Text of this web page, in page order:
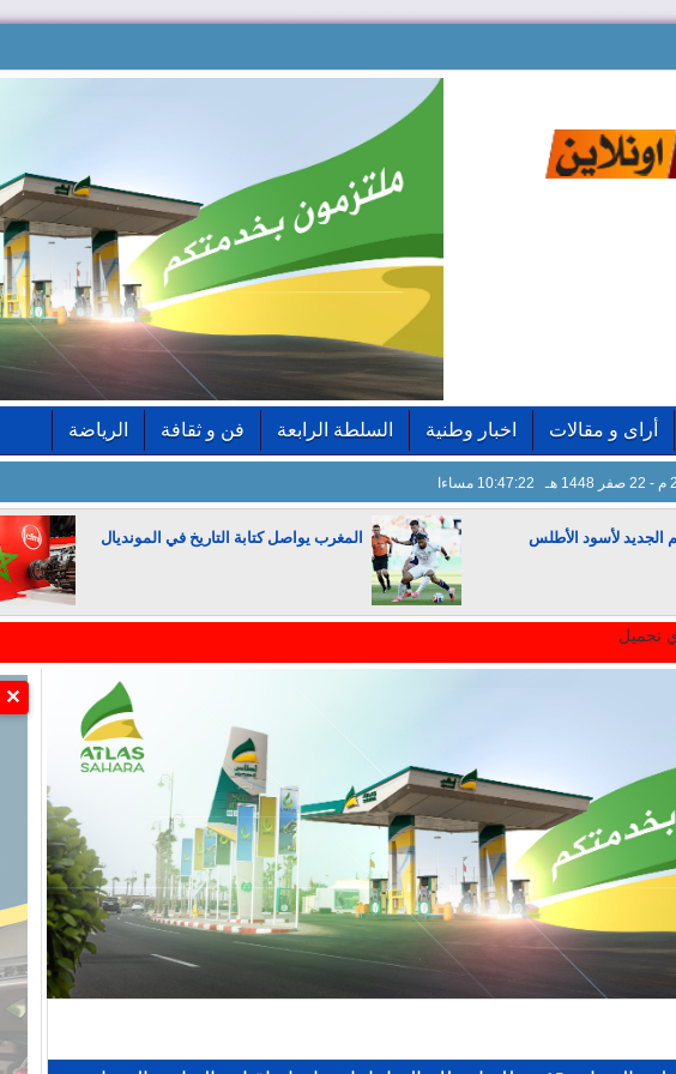
أراى و مقالات اخبار وطنية السلطة الرابعة فن و ثقافة الرياضة
10:47:23 مساءا
الجديد لأسود الأطلس المغرب يواصل كتابة التاريخ في المونديال
كبار المستثمرين
✕